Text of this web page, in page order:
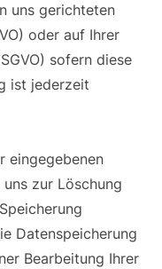
uns gerichteten
oder auf Ihrer
sofern diese
ist jederzeit
eingegebenen
zur Löschung
Datenspeicherung
Bearbeitung Ihrer